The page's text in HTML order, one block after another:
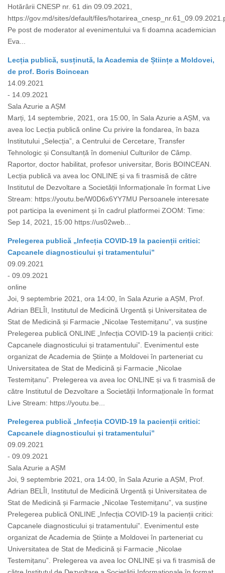
Hotărârii CNESP nr. 61 din 09.09.2021,
https://gov.md/sites/default/files/
Pe post de moderator al evenimentului va fi doamna academician
Eva...
Lecția publică, susținută, la Academia de Științe a Moldovei,
de prof. Boris Boincean
14.09.2021
- 14.09.2021
Sala Azurie a AȘM
Marți, 14 septembrie, 2021, ora 15:00, în Sala Azurie a AȘM, va
avea loc Lecția publică online Cu privire la fondarea, în baza
Institutului „Selecția”, a Centrului de Cercetare, Transfer
Tehnologic și Consultanță în domeniul Culturilor de Câmp.
Raportor, doctor habilitat, profesor universitar, Boris BOINCEAN.
Lecția publică va avea loc ONLINE și va fi trasmisă de către
Institutul de Dezvoltare a Societății Informaționale în format Live
Stream: https://youtu.be/W0D6x6YY7MU Persoanele interesate
pot participa la eveniment și în cadrul platformei ZOOM: Time:
Sep 14, 2021, 15:00 https://us02web...
Prelegerea publică „Infecția COVID-19 la pacienții critici:
Capcanele diagnosticului și tratamentului”
09.09.2021
- 09.09.2021
online
Joi, 9 septembrie 2021, ora 14:00, în Sala Azurie a AȘM, Prof.
Adrian BELÎI, Institutul de Medicină Urgentă și Universitatea de
Stat de Medicină și Farmacie „Nicolae Testemițanu”, va susține
Prelegerea publică ONLINE „Infecția COVID-19 la pacienții critici:
Capcanele diagnosticului și tratamentului”. Evenimentul este
organizat de Academia de Științe a Moldovei în parteneriat cu
Universitatea de Stat de Medicină și Farmacie „Nicolae
Testemițanu”. Prelegerea va avea loc ONLINE și va fi trasmisă de
către Institutul de Dezvoltare a Societății Informaționale în format
Live Stream: https://youtu.be...
Prelegerea publică „Infecția COVID-19 la pacienții critici:
Capcanele diagnosticului și tratamentului”
09.09.2021
- 09.09.2021
Sala Azurie a AȘM
Joi, 9 septembrie 2021, ora 14:00, în Sala Azurie a AȘM, Prof.
Adrian BELÎI, Institutul de Medicină Urgentă și Universitatea de
Stat de Medicină și Farmacie „Nicolae Testemițanu”, va susține
Prelegerea publică ONLINE „Infecția COVID-19 la pacienții critici:
Capcanele diagnosticului și tratamentului”. Evenimentul este
organizat de Academia de Științe a Moldovei în parteneriat cu
Universitatea de Stat de Medicină și Farmacie „Nicolae
Testemițanu”. Prelegerea va avea loc ONLINE și va fi trasmisă de